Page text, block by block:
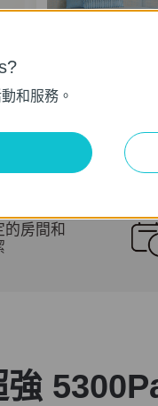
的房間和
強
和服務。